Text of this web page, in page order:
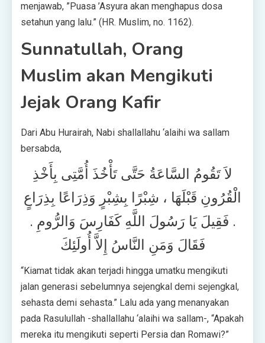
menjawab, ”Puasa ’Asyura akan menghapus dosa
setahun yang lalu.” (HR. Muslim, no. 1162).
Sunnatullah, Orang
Muslim akan Mengikuti
Jejak Orang Kafir
Dari Abu Hurairah, Nabi shallallahu ‘alaihi wa sallam
bersabda,
لاَ تَقُومُ السَّاعَةُ حَتَّى تَأْخُذَ أُمَّتِى بِأَخْذِ
الْقُرُونِ قَبْلَهَا ، شِبْرًا بِشِبْرٍ وَذِرَاعًا بِذِرَاعٍ
. فَقِيلَ يَا رَسُولَ اللَّهِ كَفَارِسَ وَالرُّومِ .
فَقَالَ وَمَنِ النَّاسُ إِلاَّ أُولَئِكَ
“Kiamat tidak akan terjadi hingga umatku mengikuti
jalan generasi sebelumnya sejengkal demi sejengkal,
sehasta demi sehasta.” Lalu ada yang menanyakan
pada Rasulullah -shallallahu ‘alaihi wa sallam-, “Apakah
mereka itu mengikuti seperti Persia dan Romawi?”